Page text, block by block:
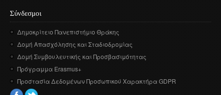
Σύνδεσμοι
Δημοκρίτειο Πανεπιστήμιο Θράκης
Δομή Απασχόλησης και Σταδιοδρομίας
Δομή Συμβουλευτικής και Προσβασιμότητας
Πρόγραμμα Erasmus+
Προστασία Δεδομένων Προσωπικού Χαρακτήρα GDPR